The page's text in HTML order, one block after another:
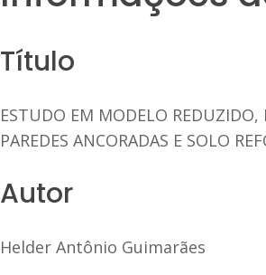
Título
ESTUDO EM MODELO
PAREDES ANCORADAS E SOLO
Autor
Helder Antônio Guimarães